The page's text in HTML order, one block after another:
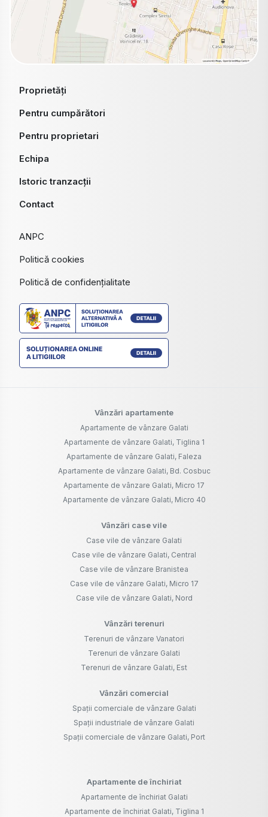
Proprietăți
Pentru cumpărători
Pentru proprietari
Echipa
Istoric tranzacții
Contact
ANPC
Politică cookies
Politică de confidențialitate
Vânzări apartamente
Apartamente de vânzare Galati
Apartamente de vânzare Galati, Tiglina 1
Apartamente de vânzare Galati, Faleza
Apartamente de vânzare Galati, Bd. Cosbuc
Apartamente de vânzare Galati, Micro 17
Apartamente de vânzare Galati, Micro 40
Vânzări case vile
Case vile de vânzare Galati
Case vile de vânzare Galati, Central
Case vile de vânzare Branistea
Case vile de vânzare Galati, Micro 17
Case vile de vânzare Galati, Nord
Vânzări terenuri
Terenuri de vânzare Vanatori
Terenuri de vânzare Galati
Terenuri de vânzare Galati, Est
Vânzări comercial
Spații comerciale de vânzare Galati
Spații industriale de vânzare Galati
Spații comerciale de vânzare Galati, Port
Apartamente de închiriat
Apartamente de închiriat Galati
Apartamente de închiriat Galati, Tiglina 1